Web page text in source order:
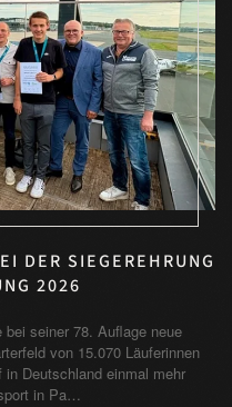
DER SIEGEREHRUNG
2026
bei seiner 78. Auflage neue
von 15.070 Läuferinnen
Deutschland einmal mehr
in Pa…